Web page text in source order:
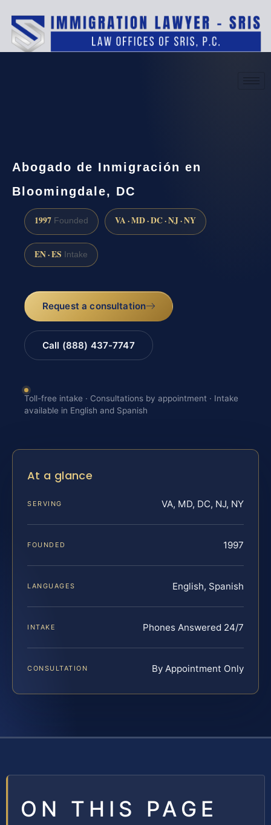
Abogado de Inmigración en
Bloomingdale, DC
1997 Founded VA · MD · DC · NJ · NY
EN · ES Intake
Request a consultation
Call (888) 437-7747
Toll-free intake · Consultations by appointment · Intake
available in English and Spanish
At a glance
SERVING VA, MD, DC, NJ, NY
FOUNDED 1997
LANGUAGES English, Spanish
INTAKE Phones Answered 24/7
CONSULTATION By Appointment Only
ON THIS PAGE